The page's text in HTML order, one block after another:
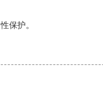
保护。